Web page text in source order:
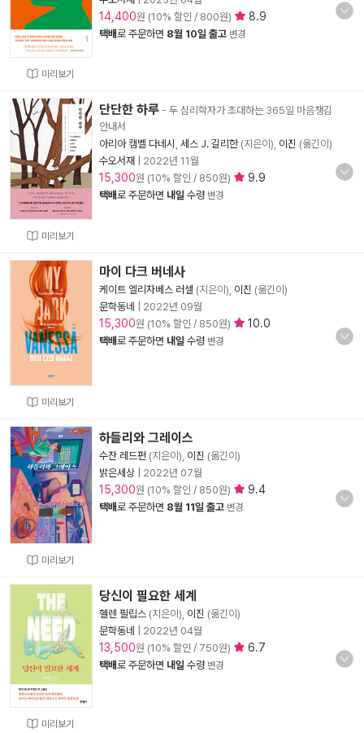
미리보기
14,400원 (10% 할인 / 800원) 8.9
택배로 주문하면 8월 10일 출고 변경
미리보기
단단한 하루 - 두 심리학자가 초대하는 365일 마음챙김
안내서
아리아 캠벨 다네시
세스 J. 길리한(지은이), 이진 (옮긴이)
수오서재
2022년 11월
15,300원 (10% 할인 / 850원) 9.9
택배로 주문하면 내일 수령 변경
미리보기
마이 다크 버네사
케이트 엘리자베스 러셀 (지은이), 이진 (옮긴이)
문학동네
2022년 09월
15,300원 (10% 할인 / 850원) 10.0
택배로 주문하면 내일 수령 변경
미리보기
하들리와 그레이스
수잔 레드펀 (지은이), 이진 (옮긴이)
밝은세상
2022년 07월
15,300원 (10% 할인 / 850원) 9.4
택배로 주문하면 8월 11일 출고 변경
미리보기
당신이 필요한 세계
헬렌 필립스 (지은이), 이진 (옮긴이)
문학동네
2022년 04월
13,500원 (10% 할인 / 750원) 6.7
택배로 주문하면 내일 수령 변경